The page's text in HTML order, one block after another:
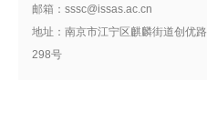
邮箱：sssc@issas.ac.cn
地址：南京市江宁区麒麟街道创优路
298号